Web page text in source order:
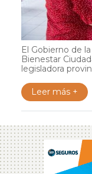
El Gobierno de
Bienestar
legisladora
Leer más +